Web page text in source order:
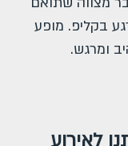
בקליפ. מופע
ומרגש.